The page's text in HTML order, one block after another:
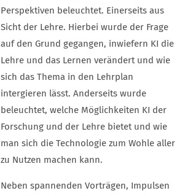
Perspektiven beleuchtet. Einerseits aus
Sicht der Lehre. Hierbei wurde der Frage
auf den Grund gegangen, inwiefern KI die
Lehre und das Lernen verändert und wie
sich das Thema in den Lehrplan
intergieren lässt. Anderseits wurde
beleuchtet, welche Möglichkeiten KI der
Forschung und der Lehre bietet und wie
man sich die Technologie zum Wohle aller
zu Nutzen machen kann.
Neben spannenden Vorträgen, Impulsen